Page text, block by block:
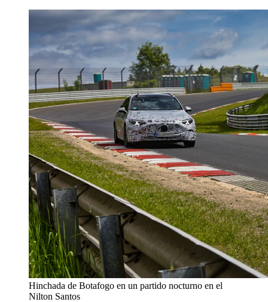
Hinchada de Botafogo en un partido nocturno en el
Nilton Santos